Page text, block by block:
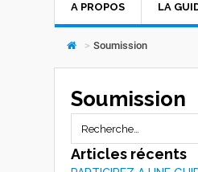
A PROPOS LA
> Soumission
Soumission
Articles récents